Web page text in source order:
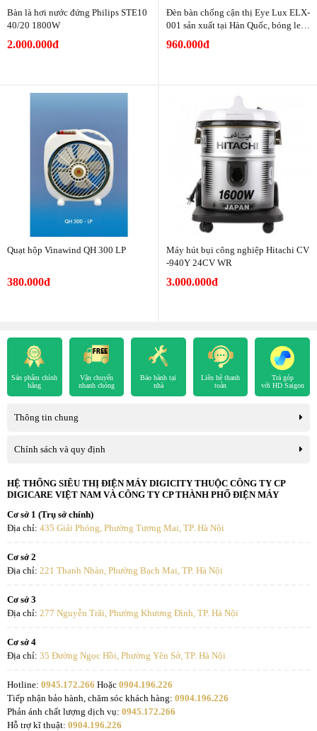
Bàn là hơi nước đứng Philips STE10
40/20 1800W
2.000.000đ
Đèn bàn chống cận thị Eye Lux ELX-
001 sản xuất tại Hàn Quốc, bóng led
3 màu ánh sáng và 5 mức độ sáng, bả
960.000đ
Quạt hộp Vinawind QH 300 LP
380.000đ
Máy hút bụi công nghiệp Hitachi CV
-940Y 24CV WR
3.000.000đ
Sản phẩm chính
hãng
Vận chuyển
nhanh chóng
Bảo hành tại
nhà
Liên hệ thanh
toán
Trả góp
với HD Saigon
Thông tin chung
Chính sách và quy định
HỆ THỐNG SIÊU THỊ ĐIỆN MÁY DIGICITY THUỘC CÔNG TY CP
DIGICARE VIỆT NAM VÀ CÔNG TY CP THÀNH PHỐ ĐIỆN MÁY
Cơ sở 1 (Trụ sở chính)
Địa chỉ: 435 Giải Phóng, Phường Tương Mai, TP. Hà Nội
Cơ sở 2
Địa chỉ: 221 Thanh Nhàn, Phường Bạch Mai, TP. Hà Nội
Cơ sở 3
Địa chỉ: 277 Nguyễn Trãi, Phường Khương Đình, TP. Hà Nội
Cơ sở 4
Địa chỉ: 35 Đường Ngọc Hồi, Phường Yên Sở, TP. Hà Nội
Hotline: 0945.172.266 Hoặc 0904.196.226
Tiếp nhận bảo hành, chăm sóc khách hàng: 0904.196.226
Phản ánh chất lượng dịch vụ: 0945.172.266
Hỗ trợ kĩ thuật: 0904.196.226